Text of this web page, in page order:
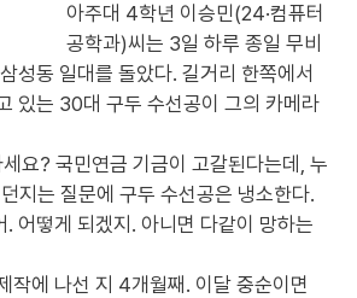
아주대 4학년 이승민(24·컴퓨터
공학과)씨는 3일 하루 종일 무비
성동 일대를 돌았다. 길거리 한쪽에서
있는 30대 구두 수선공이 그의 카메라
요? 국민연금 기금이 고갈된다는데, 누
지는 질문에 구두 수선공은 냉소한다.
. 어떻게 되겠지. 아니면 다같이 망하는
작에 나선 지 4개월째. 이달 중순이면